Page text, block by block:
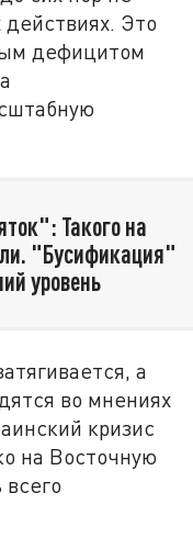
Это
дефицитом
Такого на
"Бусификация"
уровень
а
во мнениях
кризис
на Восточную